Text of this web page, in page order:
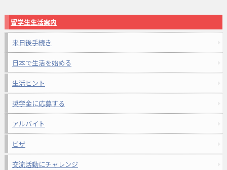
留学生生活案内
来日後手続き
日本で生活を始める
生活ヒント
奨学金に応募する
アルバイト
ビザ
交流活動にチャレンジ